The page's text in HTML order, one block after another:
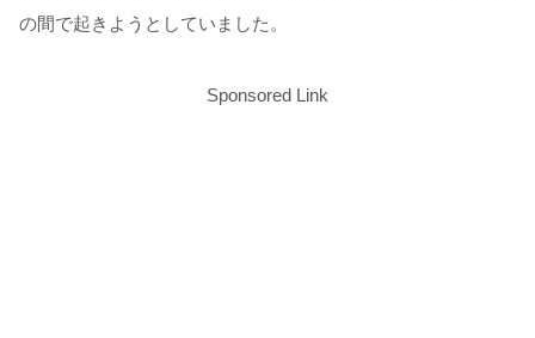
の間で起きようとしていました。
Sponsored Link